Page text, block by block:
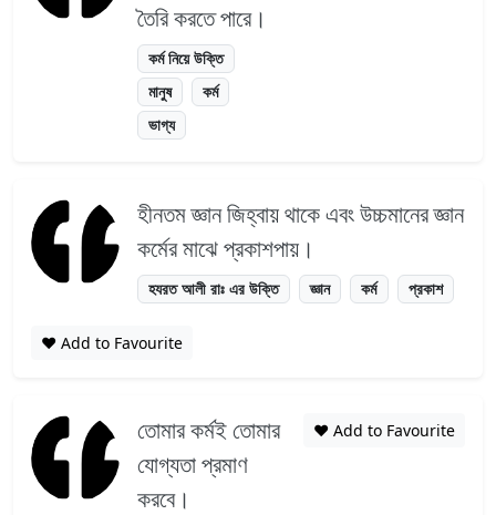
তৈরি করতে পারে।
কর্ম নিয়ে উক্তি
মানুষ
কর্ম
ভাগ্য
হীনতম জ্ঞান জিহ্বায় থাকে এবং উচ্চমানের জ্ঞান
কর্মের মাঝে প্রকাশপায়।
হযরত আলী রাঃ এর উক্তি জ্ঞান কর্ম প্রকাশ
❤️ Add to Favourite
তোমার কর্মই তোমার
যোগ্যতা প্রমাণ
করবে।
❤️ Add to Favourite